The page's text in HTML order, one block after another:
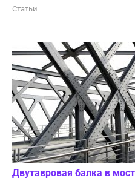
Статьи
Двутавровая балка в